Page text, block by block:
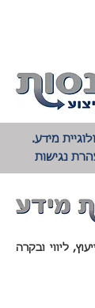
04-
מידע.
נגישות
ליווי ובקרה